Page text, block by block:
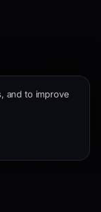
and to improve